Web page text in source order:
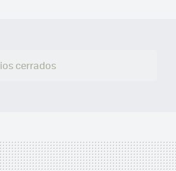
cerrados